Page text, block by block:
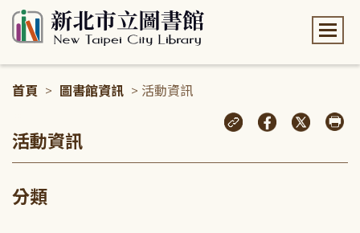
首頁 > 圖書館資訊 > 活動資訊
活動資訊
分類